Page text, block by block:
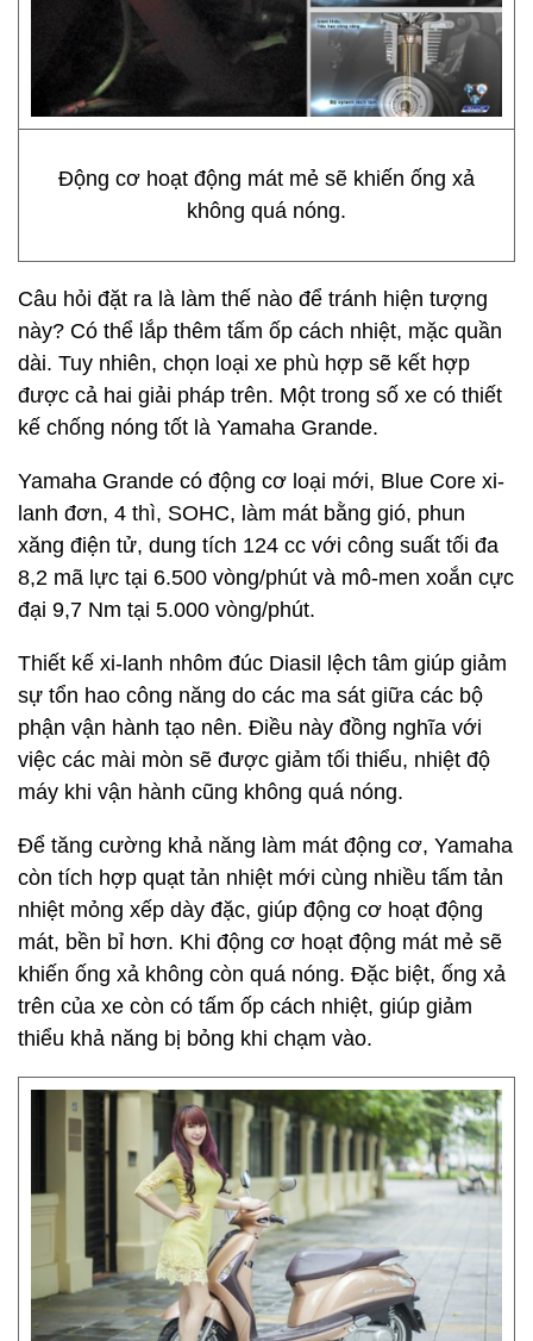
Động cơ hoạt động mát mẻ sẽ khiến ống xả
không quá nóng.
Câu hỏi đặt ra là làm thế nào để tránh hiện tượng
này? Có thể lắp thêm tấm ốp cách nhiệt, mặc quần
dài. Tuy nhiên, chọn loại xe phù hợp sẽ kết hợp
được cả hai giải pháp trên. Một trong số xe có thiết
kế chống nóng tốt là Yamaha Grande.
Yamaha Grande có động cơ loại mới, Blue Core xi-
lanh đơn, 4 thì, SOHC, làm mát bằng gió, phun
xăng điện tử, dung tích 124 cc với công suất tối đa
8,2 mã lực tại 6.500 vòng/phút và mô-men xoắn cực
đại 9,7 Nm tại 5.000 vòng/phút.
Thiết kế xi-lanh nhôm đúc Diasil lệch tâm giúp giảm
sự tổn hao công năng do các ma sát giữa các bộ
phận vận hành tạo nên. Điều này đồng nghĩa với
việc các mài mòn sẽ được giảm tối thiểu, nhiệt độ
máy khi vận hành cũng không quá nóng.
Để tăng cường khả năng làm mát động cơ, Yamaha
còn tích hợp quạt tản nhiệt mới cùng nhiều tấm tản
nhiệt mỏng xếp dày đặc, giúp động cơ hoạt động
mát, bền bỉ hơn. Khi động cơ hoạt động mát mẻ sẽ
khiến ống xả không còn quá nóng. Đặc biệt, ống xả
trên của xe còn có tấm ốp cách nhiệt, giúp giảm
thiểu khả năng bị bỏng khi chạm vào.